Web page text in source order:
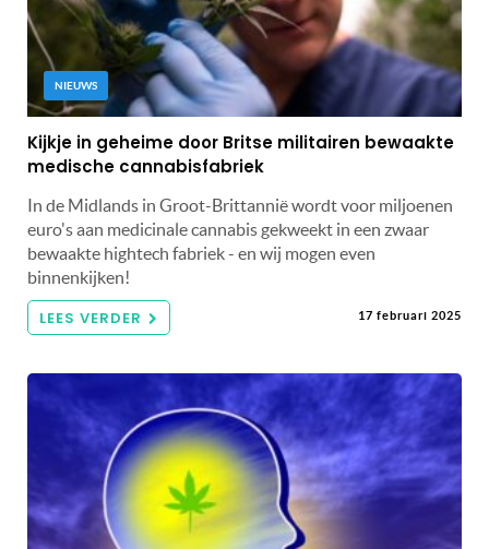
NIEUWS
Kijkje in geheime door Britse militairen bewaakte
medische cannabisfabriek
In de Midlands in Groot-Brittannië wordt voor miljoenen
euro's aan medicinale cannabis gekweekt in een zwaar
bewaakte hightech fabriek - en wij mogen even
binnenkijken!
LEES VERDER 17 februari 2025